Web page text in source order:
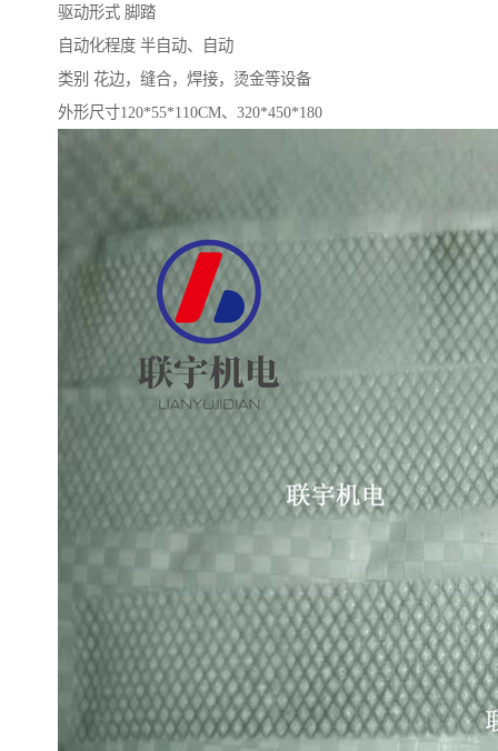
驱动形式 脚踏
自动化程度 半自动、自动
类别 花边，缝合，焊接，烫金等设备
外形尺寸120*55*110CM、320*450*180